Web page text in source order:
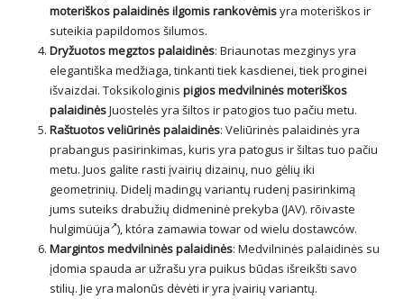
moteriškos palaidinės ilgomis rankovėmisyra moteriškos ir
suteikia papildomos šilumos.
Dryžuotos megztos palaidinės: Briaunotas mezginys yra
elegantiška medžiaga, tinkanti tiek kasdienei, tiek proginei
išvaizdai. Toksikologinis pigios medvilninės moteriškos
palaidinėsJuostelės yra šiltos ir patogios tuo pačiu metu.
Raštuotos veliūrinės palaidinės: Veliūrinės palaidinės yra
prabangus pasirinkimas, kuris yra patogus ir šiltas tuo pačiu
metu. Juos galite rasti įvairių dizainų, nuo gėlių iki
geometrinių. Didelį madingų variantų rudenį pasirinkimą
jums suteiks drabužių didmeninė prekyba (JAV). rõivaste
hulgimüüja ), która zamawia towar od wielu dostawców.
Margintos medvilninės palaidinės: Medvilninės palaidinės su
įdomia spauda ar užrašu yra puikus būdas išreikšti savo
stilių. Jie yra malonūs dėvėti ir yra įvairių variantų.